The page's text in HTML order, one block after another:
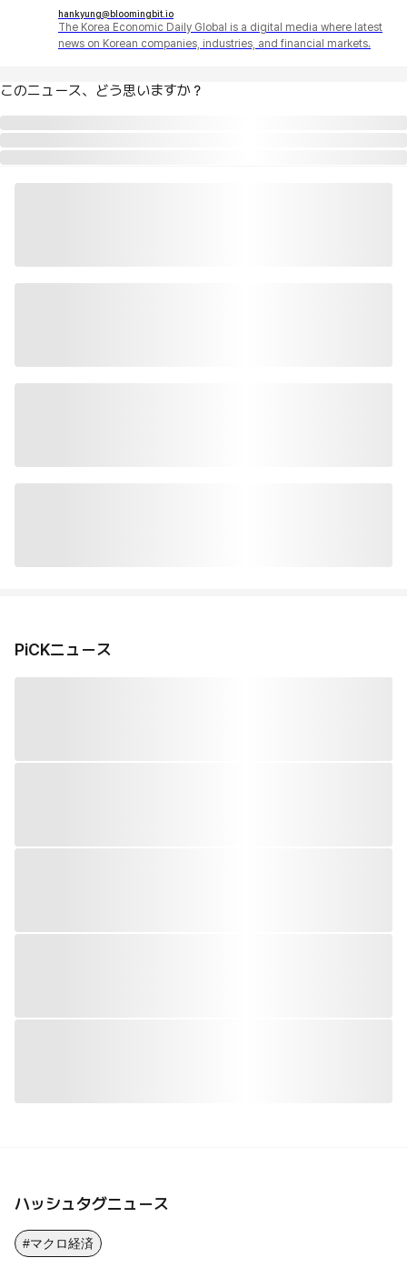
hankyung@bloomingbit.io
The Korea Economic Daily Global is a digital media where latest
news on Korean companies, industries, and financial markets.
このニュース、どう思いますか？
PiCKニュース
ハッシュタグニュース
#マクロ経済